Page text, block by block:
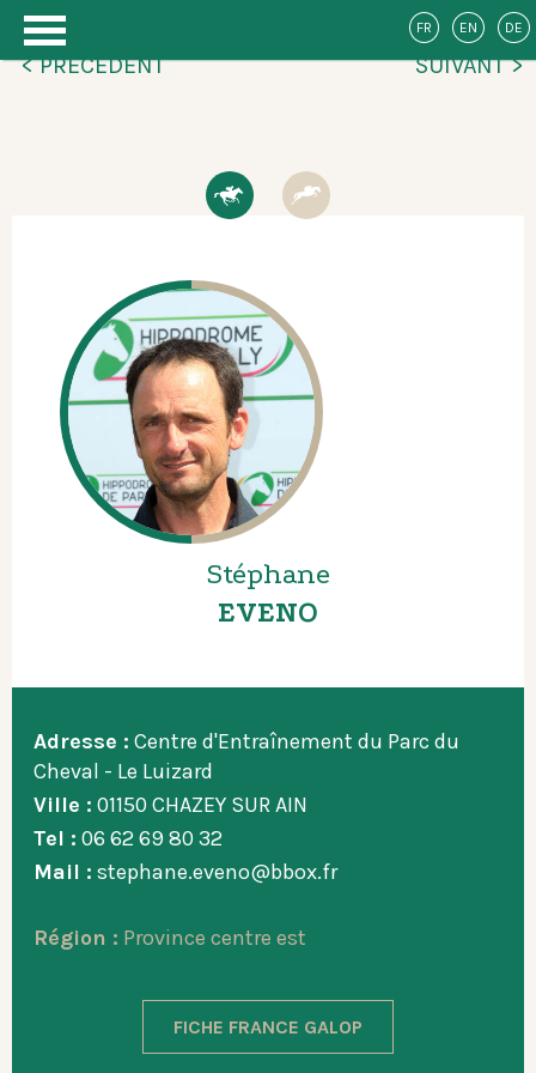
FR EN DE
< PRÉCÉDENT SUIVANT >
Stéphane
EVENO
Adresse : Centre d'Entraînement du Parc du
Cheval - Le Luizard
Ville : 01150 CHAZEY SUR AIN
Tel : 06 62 69 80 32
Mail : stephane.eveno@bbox.fr
Région : Province centre est
FICHE FRANCE GALOP